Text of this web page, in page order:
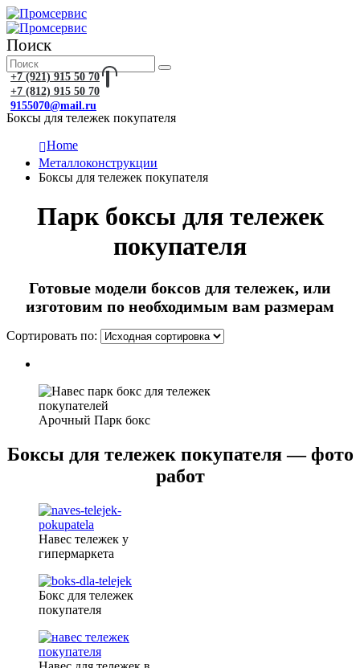
Поиск
+7 (921) 915 50 70
+7 (812) 915 50 70
9155070@mail.ru
Боксы для тележек покупателя
Home
Металлоконструкции
Боксы для тележек покупателя
Парк боксы для тележек
покупателя
Готовые модели боксов для тележек, или
изготовим по необходимым вам размерам
Сортировать по:
Арочный Парк бокс
Боксы для тележек покупателя — фото
работ
Навес тележек у
гипермаркета
Бокс для тележек
покупателя